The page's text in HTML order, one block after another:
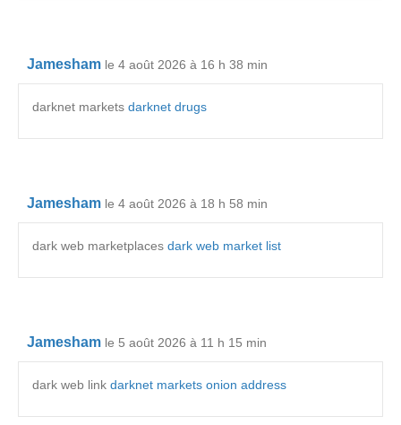
Jamesham le 4 août 2026 à 16 h 38 min
darknet markets darknet drugs
Jamesham le 4 août 2026 à 18 h 58 min
dark web marketplaces dark web market list
Jamesham le 5 août 2026 à 11 h 15 min
dark web link darknet markets onion address